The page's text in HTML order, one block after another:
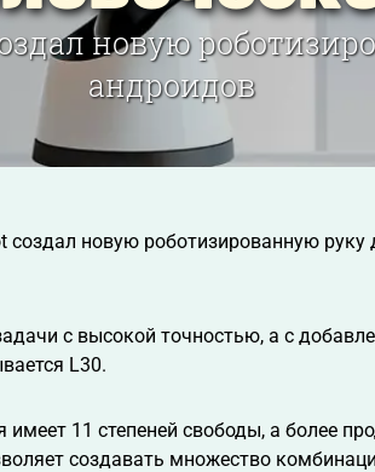
новую
андроидов
создал новую роботизированную
с высокой точностью, а с
L30.
имеет 11 степеней свободы, а более
создавать множество